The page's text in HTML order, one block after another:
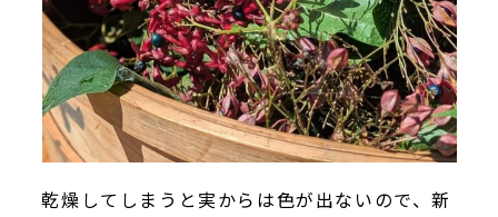
乾燥してしまうと実からは色が出ないので、新